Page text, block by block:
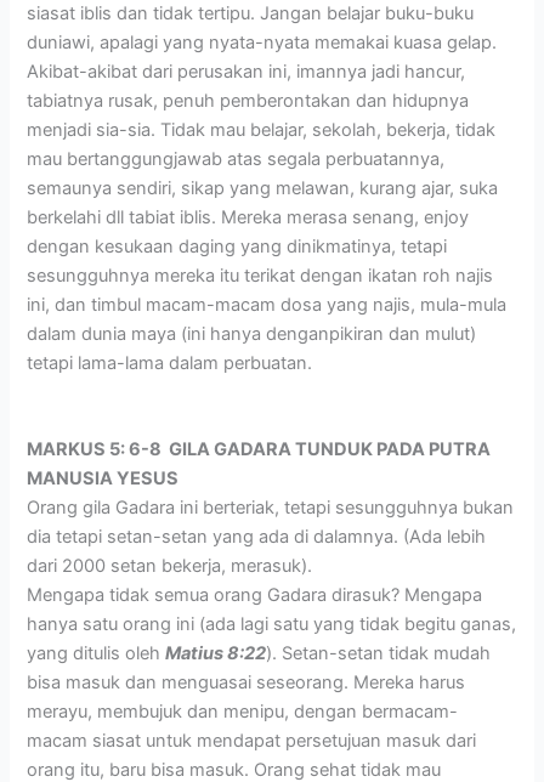
siasat iblis dan tidak tertipu. Jangan belajar buku-buku
duniawi, apalagi yang nyata-nyata memakai kuasa gelap.
Akibat-akibat dari perusakan ini, imannya jadi hancur,
tabiatnya rusak, penuh pemberontakan dan hidupnya
menjadi sia-sia. Tidak mau belajar, sekolah, bekerja, tidak
mau bertanggungjawab atas segala perbuatannya,
semaunya sendiri, sikap yang melawan, kurang ajar, suka
berkelahi dll tabiat iblis. Mereka merasa senang, enjoy
dengan kesukaan daging yang dinikmatinya, tetapi
sesungguhnya mereka itu terikat dengan ikatan roh najis
ini, dan timbul macam-macam dosa yang najis, mula-mula
dalam dunia maya (ini hanya denganpikiran dan mulut)
tetapi lama-lama dalam perbuatan.
MARKUS 5: 6-8 GILA GADARA TUNDUK PADA PUTRA
MANUSIA YESUS
Orang gila Gadara ini berteriak, tetapi sesungguhnya bukan
dia tetapi setan-setan yang ada di dalamnya. (Ada lebih
dari 2000 setan bekerja, merasuk).
Mengapa tidak semua orang Gadara dirasuk? Mengapa
hanya satu orang ini (ada lagi satu yang tidak begitu ganas,
yang ditulis olehMatius 8:22). Setan-setan tidak mudah
bisa masuk dan menguasai seseorang. Mereka harus
merayu, membujuk dan menipu, dengan bermacam-
macam siasat untuk mendapat persetujuan masuk dari
orang itu, baru bisa masuk. Orang sehat tidak mau